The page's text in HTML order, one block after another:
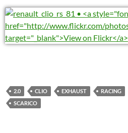
2.0 CLIO EXHAUST RACING
SCARICO